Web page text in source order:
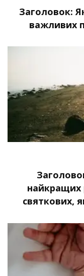
Заголовок:
важливих
найкращих
святкових,